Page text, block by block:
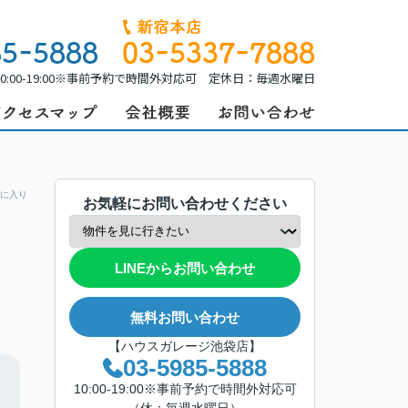
19:00※事前予約で時間外対応可 定休日：毎週水曜日
入り
お気軽にお問い合わせください
LINEからお問い合わせ
無料お問い合わせ
【ハウスガレージ池袋店】
03-5985-5888
10:00-19:00※事前予約で時間外対応可